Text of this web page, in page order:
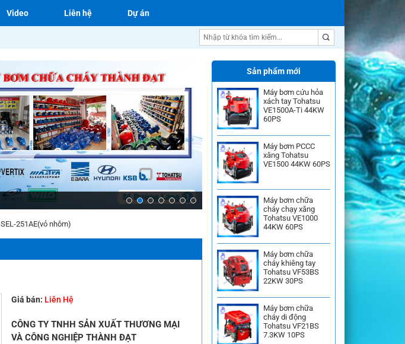
Video Liên hệ Dự án
Máy bơm nước Ebara
SEL-251AE(vỏ nhôm)
Giá bán: Liên Hệ
CÔNG TY TNHH SẢN XUẤT THƯƠNG MẠI
VÀ CÔNG NGHIỆP THÀNH ĐẠT
Sản phẩm mới
Máy bơm cứu hỏa
xách tay Tohatsu
VE1500A-Ti 44KW
60PS
Máy bơm PCCC
xăng Tohatsu
VE1500 44KW 60PS
Máy bơm chữa
cháy chạy xăng
Tohatsu VE1000
44KW 60PS
Máy bơm chữa
cháy khiêng tay
Tohatsu VF53BS
22KW 30PS
Máy bơm chữa
cháy di động
Tohatsu VF21BS
7.3KW 10PS